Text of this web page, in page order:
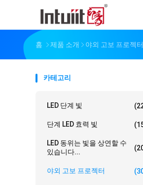
홈 제품 소개 야외 고보 프로젝터
카테고리
LED 단계 빛
단계 LED 효력 빛
LED 동위는 빛을 상연할 수
있습니다...
야외 고보 프로젝터